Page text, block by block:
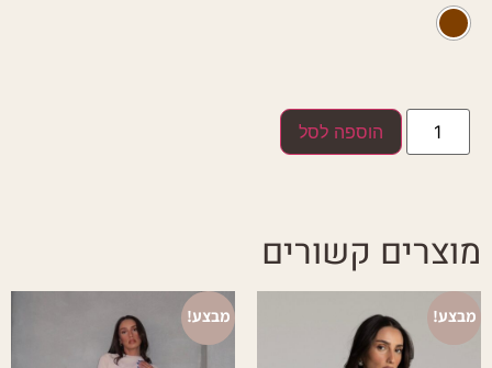
הוספה לסל
מוצרים קשורים
מבצע! מבצע!